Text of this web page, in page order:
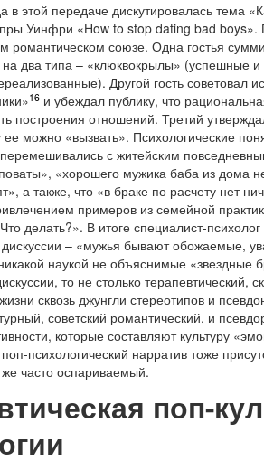
в этой передаче дискутировалась тема
Уинфри «How to stop dating bad boys».
романтическом союзе. Одна гостья
два типа – «клюквокрылы» (успешные
Другой гость советовал
16 и убеждал публику, что
построения отношений. Третий
можно «вызвать». Психологические
с житейским
«хорошего мужика баба из дома
а также, что «в браке по расчету нет
примеров из семейной
делать?». В итоге специалист-
дискуссии – «мужья бывают обожаемые,
наукой не объяснимые «звездные
то не столько
сквозь джунгли стереотипов и
советский романтический, и
которые составляют культуру
психологический нарратив тоже
часто оспариваемый.
поп-